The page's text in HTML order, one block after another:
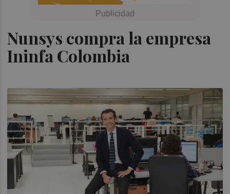
Nunsys compra la empresa
Ininfa Colombia